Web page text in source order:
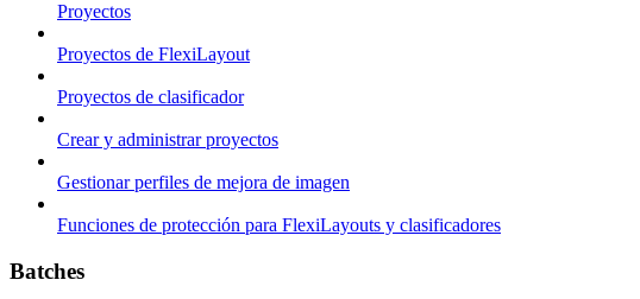
Proyectos
Proyectos de FlexiLayout
Proyectos de clasificador
Crear y administrar proyectos
Gestionar perfiles de mejora de imagen
Funciones de protección para FlexiLayouts y clasificadores
Batches